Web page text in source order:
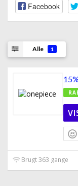
Facebook
Alle 1
Brugt 363 gange